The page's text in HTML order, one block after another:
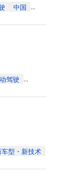
中国 ...
驾驶 ...
车型・新技术